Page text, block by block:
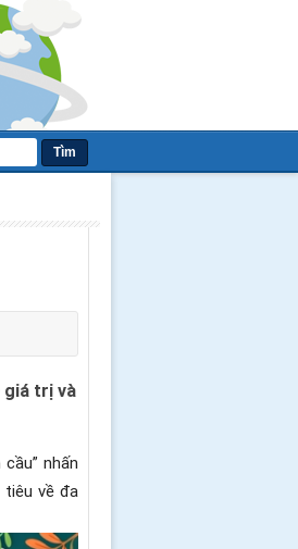
Tìm
giá trị và
nhấn
tiêu về đa